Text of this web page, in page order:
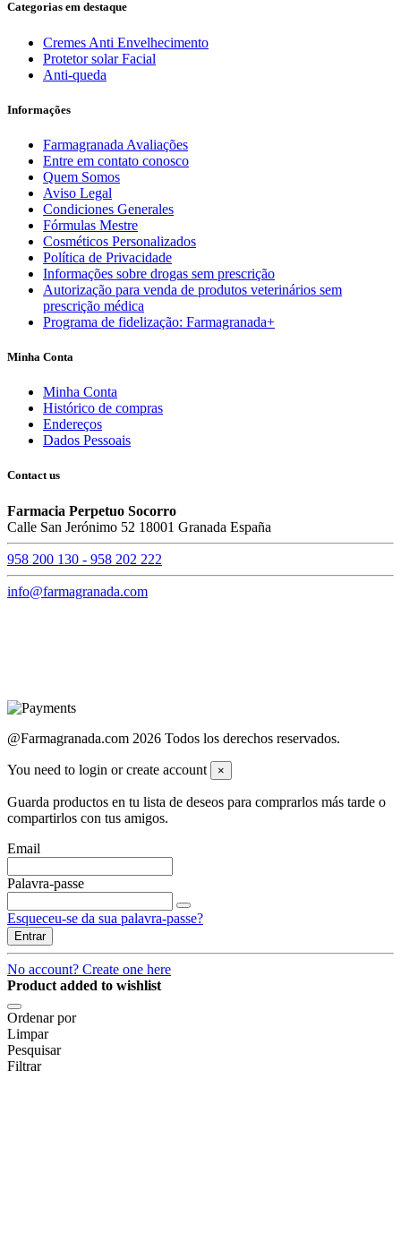
Categorias em destaque
Cremes Anti Envelhecimento
Protetor solar Facial
Anti-queda
Informações
Farmagranada Avaliações
Entre em contato conosco
Quem Somos
Aviso Legal
Condiciones Generales
Fórmulas Mestre
Cosméticos Personalizados
Política de Privacidade
Informações sobre drogas sem prescrição
Autorização para venda de produtos veterinários sem
prescrição médica
Programa de fidelização: Farmagranada+
Minha Conta
Minha Conta
Histórico de compras
Endereços
Dados Pessoais
Contact us
Farmacia Perpetuo Socorro
Calle San Jerónimo 52 18001 Granada España
958 200 130 - 958 202 222
info@farmagranada.com
@Farmagranada.com 2026 Todos los derechos reservados.
You need to login or create account ×
Guarda productos en tu lista de deseos para comprarlos más tarde o
compartirlos con tus amigos.
Email
Palavra-passe
Esqueceu-se da sua palavra-passe?
Entrar
No account? Create one here
Product added to wishlist
Ordenar por
Limpar
Pesquisar
Filtrar